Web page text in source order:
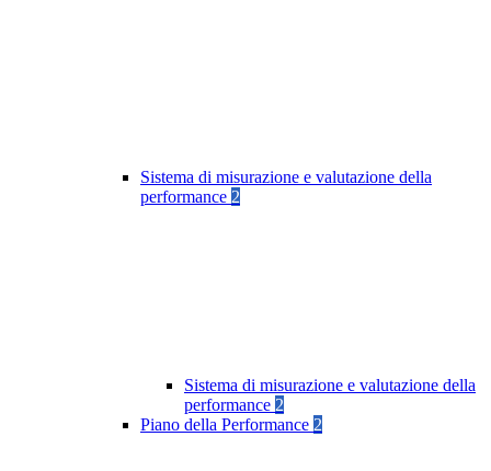
Sistema di misurazione e valutazione della
performance 2
Sistema di misurazione e valutazione della
performance 2
Piano della Performance 2